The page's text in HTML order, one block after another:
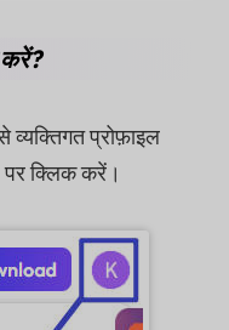
व्यक्तिगत प्रोफ़ाइल
क्लिक करें।